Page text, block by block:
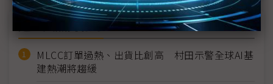
近７天熱門報導
MLCC訂單過熱、出貨比創高 村田示警全球AI基
建熱潮將趨緩